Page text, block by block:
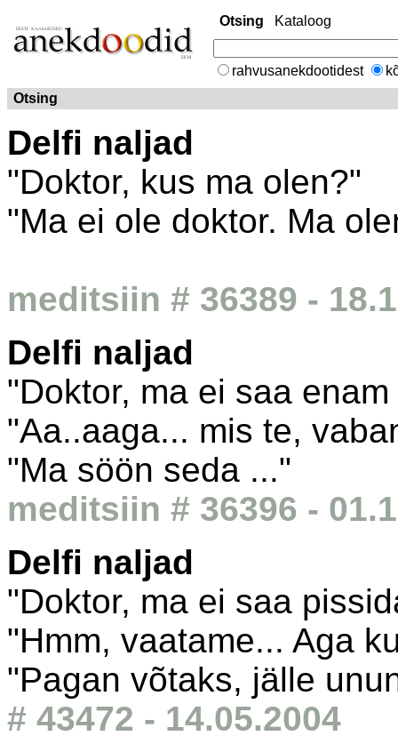
Otsing Kataloog
rahvusanekdootidest
Otsing
Delfi naljad
"Doktor, kus ma olen?"
"Ma ei ole doktor. Ma
meditsiin # 36389 -
Delfi naljad
"Doktor, ma ei saa
"Aa..aaga... mis te,
"Ma söön seda ..."
meditsiin # 36396 -
Delfi naljad
"Doktor, ma ei saa
"Hmm, vaatame... Aga
"Pagan võtaks, jälle
# 43472 - 14.05.2004